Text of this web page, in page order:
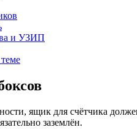
и УЗИП
ящик для счётчика
заземлён.